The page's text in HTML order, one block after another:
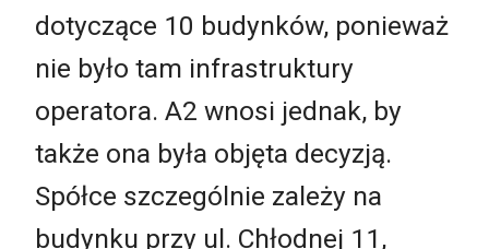
dotyczące 10 budynków, ponieważ
nie było tam infrastruktury
operatora. A2 wnosi jednak, by
także ona była objęta decyzją.
Spółce szczególnie zależy na
budynku przy ul. Chłodnej 11,